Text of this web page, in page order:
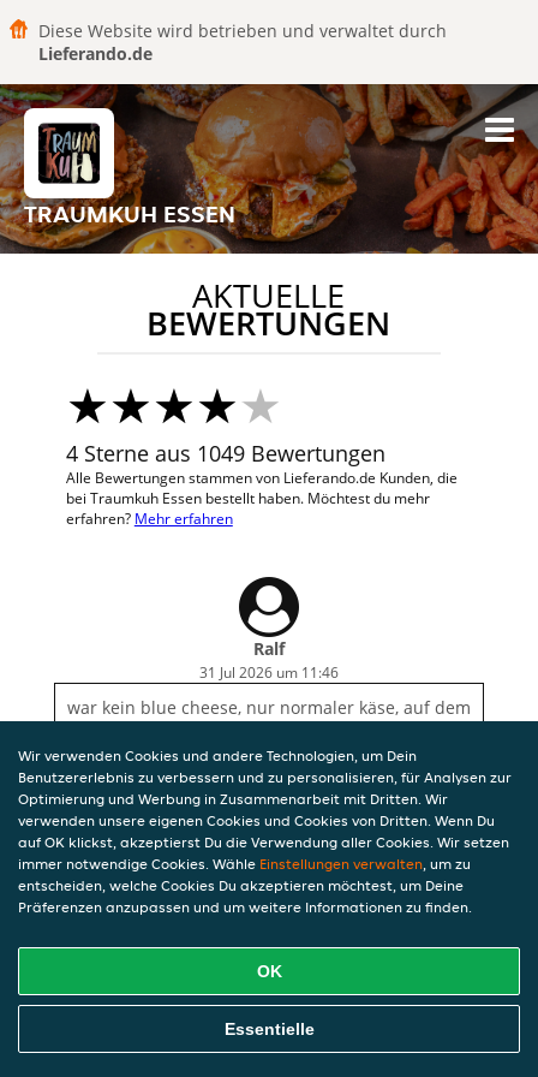
Diese Website wird betrieben und verwaltet durch
Lieferando.de
TRAUMKUH ESSEN
AKTUELLE
BEWERTUNGEN
4 Sterne aus 1049 Bewertungen
Alle Bewertungen stammen von Lieferando.de Kunden, die
bei Traumkuh Essen bestellt haben. Möchtest du mehr
erfahren? Mehr erfahren
Ralf
31 Jul 2026 um 11:46
war kein blue cheese, nur normaler käse, auf dem
essen war kalt und kam nach 1/1.5std. Ich will
mein Geld zurück!
Wir verwenden Cookies und andere Technologien, um Dein
Benutzererlebnis zu verbessern und zu personalisieren, für Analysen zur
Optimierung und Werbung in Zusammenarbeit mit Dritten. Wir
verwenden unsere eigenen Cookies und Cookies von Dritten. Wenn Du
auf OK klickst, akzeptierst Du die Verwendung aller Cookies. Wir setzen
immer notwendige Cookies. Wähle Einstellungen verwalten, um zu
entscheiden, welche Cookies Du akzeptieren möchtest, um Deine
Präferenzen anzupassen und um weitere Informationen zu finden.
OK
Essentielle